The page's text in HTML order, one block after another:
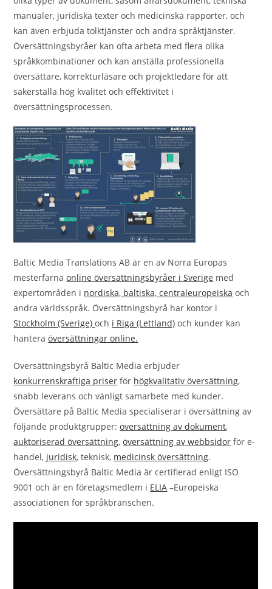
manualer, juridiska texter och medicinska rapporter, och
kan även erbjuda tolktjänster och andra språktjänster.
Översättningsbyråer kan ofta arbeta med flera olika
språkkombinationer och kan anställa professionella
översättare, korrekturläsare och projektledare för att
säkerställa hög kvalitet och effektivitet i
översättningsprocessen.
Baltic Media Translations AB är en av Norra Europas
mesterfarnaonline översättningsbyråer i Sverige med
expertområden i nordiska, baltiska, centraleuropeiska och
andra världsspråk. Översättningsbyrå har kontor i
Stockholm (Sverige)och i Riga (Lettland) och kunder kan
hanteraöversättningar online.
Översättningsbyrå Baltic Media erbjuder
konkurrenskraftiga priser för högkvalitativ översättning,
snabb leverans och vänligt samarbete med kunder.
Översättare på Baltic Media specialiserar i översättning av
följande produktgrupper:översättning av dokument,
auktoriserad översättning,översättning av webbsidor för e-
handel, juridisk, teknisk, medicinsk översättning.
Översättningsbyrå Baltic Media är certifierad enligt ISO
9001 och är en företagsmedlem i ELIA –Europeiska
associationen för språkbranschen.